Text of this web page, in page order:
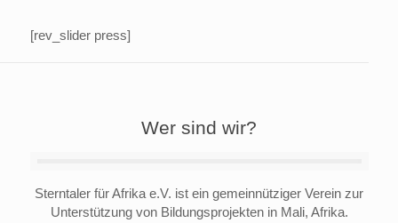
[rev_slider press]
Wer sind wir?
Sterntaler für Afrika e.V. ist ein gemeinnütziger Verein zur
Unterstützung von Bildungsprojekten in Mali, Afrika.